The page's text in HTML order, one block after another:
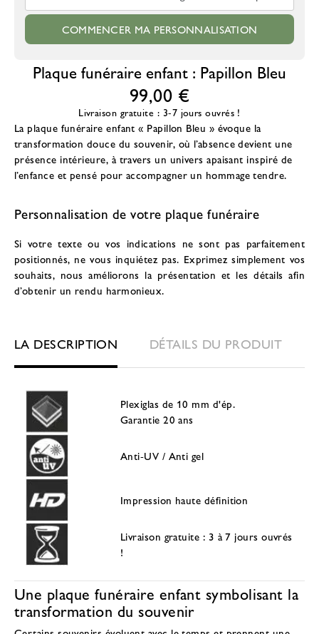
COMMENCER MA PERSONNALISATION
Plaque funéraire enfant : Papillon Bleu
99,00 €
Livraison gratuite : 3-7 jours ouvrés !
La plaque funéraire enfant « Papillon Bleu » évoque la
transformation douce du souvenir, où l’absence devient une
présence intérieure, à travers un univers apaisant inspiré de
l’enfance et pensé pour accompagner un hommage tendre.
Personnalisation de votre plaque funéraire
Si votre texte ou vos indications ne sont pas parfaitement
positionnés, ne vous inquiétez pas. Exprimez simplement vos
souhaits, nous améliorons la présentation et les détails afin
d’obtenir un rendu harmonieux.
LA DESCRIPTION DÉTAILS DU PRODUIT
Plexiglas de 10 mm d'ép.
Garantie 20 ans
Anti-UV / Anti gel
Impression haute définition
Livraison gratuite : 3 à 7 jours ouvrés
!
Une plaque funéraire enfant symbolisant la
transformation du souvenir